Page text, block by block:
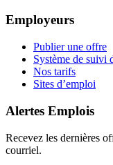
Employeurs
Publier une offre
Système de suivi
Nos tarifs
Sites d’emploi
Alertes Emplois
Recevez les dernières
courriel.